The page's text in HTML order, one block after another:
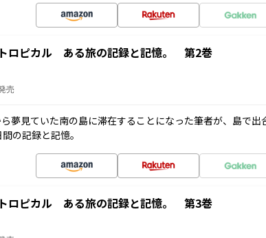
ロピカル ある旅の記録と記憶。 第2巻
売
夢見ていた南の島に滞在することになった筆者が、島で出
の記録と記憶。
ロピカル ある旅の記録と記憶。 第3巻